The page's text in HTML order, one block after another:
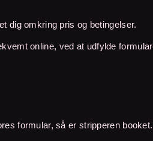
dig omkring pris og betingelser.
online, ved at udfylde
formular, så er stripperen